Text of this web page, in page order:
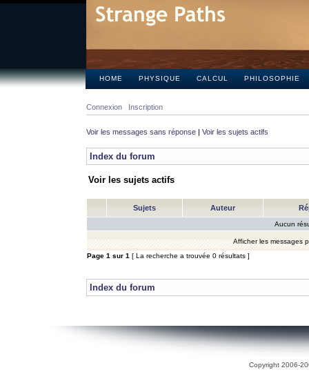
HOME PHYSIQUE CALCUL PHILOSOPHIE
Connexion Inscription
Voir les messages sans réponse | Voir les sujets actifs
Index du forum
Voir les sujets actifs
Sujets Auteur
Aucun
Afficher les messages
Page 1 sur 1 [ La recherche a trouvée 0 résultats ]
Index du forum
Copyright 2006-